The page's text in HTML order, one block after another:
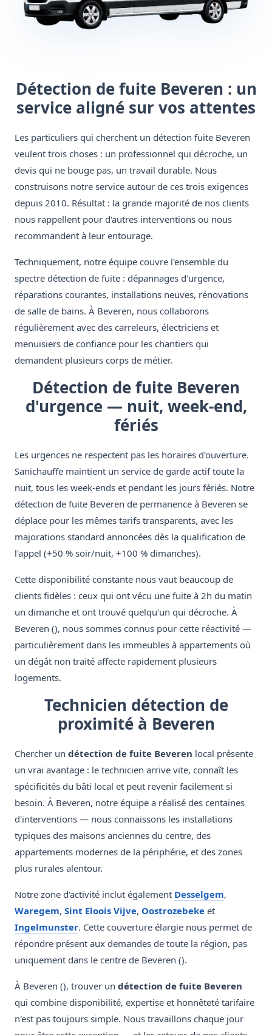
Détection de fuite Beveren : un
service aligné sur vos attentes
Les particuliers qui cherchent un détection fuite Beveren
veulent trois choses : un professionnel qui décroche, un
devis qui ne bouge pas, un travail durable. Nous
construisons notre service autour de ces trois exigences
depuis 2010. Résultat : la grande majorité de nos clients
nous rappellent pour d'autres interventions ou nous
recommandent à leur entourage.
Techniquement, notre équipe couvre l'ensemble du
spectre détection de fuite : dépannages d'urgence,
réparations courantes, installations neuves, rénovations
de salle de bains. À Beveren, nous collaborons
régulièrement avec des carreleurs, électriciens et
menuisiers de confiance pour les chantiers qui
demandent plusieurs corps de métier.
Détection de fuite Beveren
d'urgence — nuit, week-end,
fériés
Les urgences ne respectent pas les horaires d'ouverture.
Sanichauffe maintient un service de garde actif toute la
nuit, tous les week-ends et pendant les jours fériés. Notre
détection de fuite Beveren de permanence à Beveren se
déplace pour les mêmes tarifs transparents, avec les
majorations standard annoncées dès la qualification de
l'appel (+50 % soir/nuit, +100 % dimanches).
Cette disponibilité constante nous vaut beaucoup de
clients fidèles : ceux qui ont vécu une fuite à 2h du matin
un dimanche et ont trouvé quelqu'un qui décroche. À
Beveren (), nous sommes connus pour cette réactivité —
particulièrement dans les immeubles à appartements où
un dégât non traité affecte rapidement plusieurs
logements.
Technicien détection de
proximité à Beveren
Chercher un détection de fuite Beveren local présente
un vrai avantage : le technicien arrive vite, connaît les
spécificités du bâti local et peut revenir facilement si
besoin. À Beveren, notre équipe a réalisé des centaines
d'interventions — nous connaissons les installations
typiques des maisons anciennes du centre, des
appartements modernes de la périphérie, et des zones
plus rurales alentour.
Notre zone d'activité inclut également Desselgem,
Waregem, Sint Eloois Vijve, Oostrozebeke et
Ingelmunster. Cette couverture élargie nous permet de
répondre présent aux demandes de toute la région, pas
uniquement dans le centre de Beveren ().
À Beveren (), trouver un détection de fuite Beveren
qui combine disponibilité, expertise et honnêteté tarifaire
n'est pas toujours simple. Nous travaillons chaque jour